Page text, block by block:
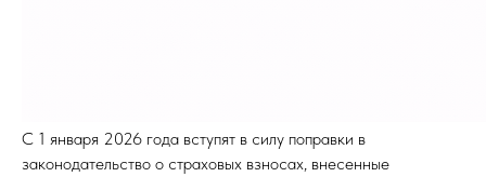
С 1 января 2026 года вступят в силу поправки в
законодательство о страховых взносах, внесенные